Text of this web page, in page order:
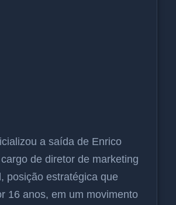
a saída de Enrico
de diretor de marketing
posição estratégica que
16 anos, em um movimento